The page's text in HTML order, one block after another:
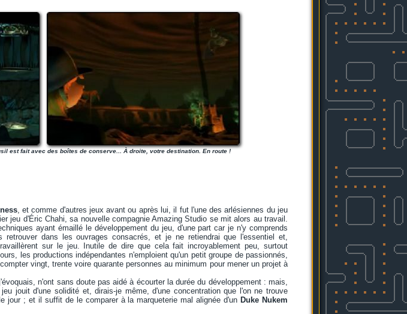
est fait avec des boîtes de conserve... À droite, votre destination. En route !
, et comme d'autres jeux avant ou après lui, il fut l'une des arlésiennes du jeu
jeu d'Éric Chahi, sa nouvelle compagnie Amazing Studio se mit alors au travail.
ayant émaillé le développement du jeu, d'une part car je n'y comprends
dans les ouvrages consacrés, et je ne retiendrai que l'essentiel et,
sur le jeu. Inutile de dire que cela fait incroyablement peu, surtout
les productions indépendantes n'emploient qu'un petit groupe de passionnés,
vingt, trente voire quarante personnes au minimum pour mener un projet à
n'ont sans doute pas aidé à écourter la durée du développement : mais,
jouit d'une solidité et, dirais-je même, d'une concentration que l'on ne trouve
jour ; et il suffit de le comparer à la marqueterie mal alignée d'un Duke Nukem